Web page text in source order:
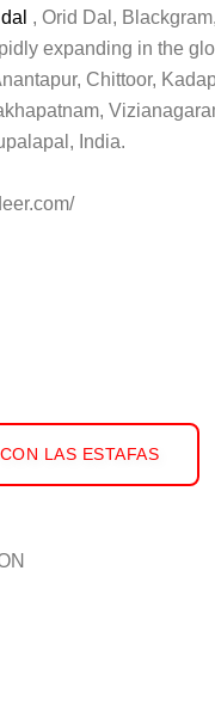
, Orid Dal,
expanding in the
Chittoor,
India.
LAS ESTAFAS